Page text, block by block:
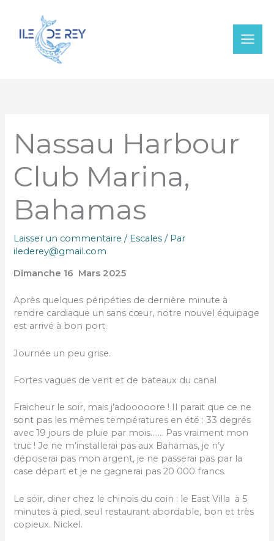
contenu
Nassau Harbour
Club Marina,
Bahamas
Laisser un commentaire / Escales / Par
ilederey@gmail.com
Dimanche 16 Mars 2025
Après quelques péripéties de dernière minute à
rendre cardiaque un sans cœur, notre nouvel équipage
est arrivé à bon port.
Journée un peu grise.
Fortes vagues de vent et de bateaux du canal
Fraicheur le soir, mais j’adooooore ! Il parait que ce ne
sont pas les mêmes températures en été : 33 degrés
avec 19 jours de pluie par mois……. Pas vraiment mon
truc ! Je ne m’installerai pas aux Bahamas, je n’y
déposerai pas mon argent, je ne passerai pas par la
case départ et je ne gagnerai pas 20 000 francs.
Le soir, diner chez le chinois du coin : le East Villa à 5
minutes à pied, seul restaurant abordable, bon et très
copieux. Nickel.